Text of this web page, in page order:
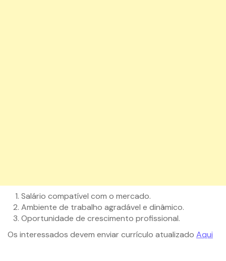
Salário compatível com o mercado.
Ambiente de trabalho agradável e dinâmico.
Oportunidade de crescimento profissional.
Os interessados devem enviar currículo atualizado Aqui